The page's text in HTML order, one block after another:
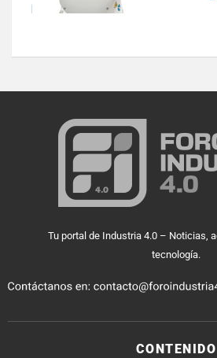
Tu portal de Industria 4.0 – Noticias,
tecnología.
CONTENIDO